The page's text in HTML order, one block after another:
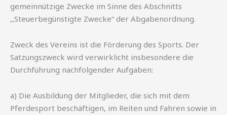
gemeinnützige Zwecke im Sinne des Abschnitts
,,Steuerbegünstigte Zwecke“ der Abgabenordnung.
Zweck des Vereins ist die Förderung des Sports. Der
Satzungszweck wird verwirklicht insbesondere die
Durchführung nachfolgender Aufgaben:
a) Die Ausbildung der Mitglieder, die sich mit dem
Pferdesport beschäftigen, im Reiten und Fahren sowie in